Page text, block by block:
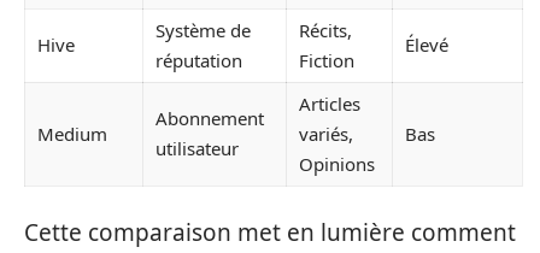
Hive
Système de
réputation
Récits,
Fiction
Élevé
Medium
Abonnement
utilisateur
Articles
variés,
Opinions
Bas
Cette comparaison met en lumière comment